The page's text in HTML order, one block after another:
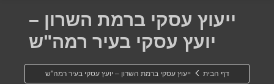
ייעוץ עסקי ברמת השרון –
יועץ עסקי בעיר רמה"ש
דף הבית ייעוץ עסקי ברמת השרון – יועץ עסקי בעיר רמה"ש